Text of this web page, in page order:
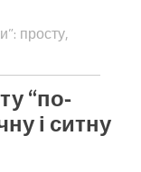
просту,
“по-
і ситну